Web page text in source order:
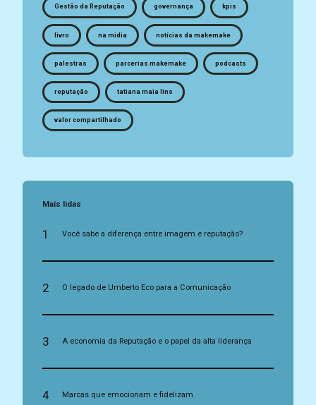
Gestão da Reputação governança kpis
livro na midia notícias da makemake
palestras parcerias makemake podcasts
reputação tatiana maia lins
valor compartilhado
Mais lidas
1 Você sabe a diferença entre imagem e reputação?
2 O legado de Umberto Eco para a Comunicação
3 A economia da Reputação e o papel da alta liderança
4 Marcas que emocionam e fidelizam